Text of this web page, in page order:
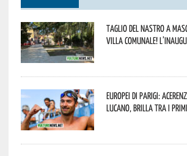
Taglio del nastro a
Villa Comunale!
Europei di Parigi:
lucano, brilla tra i primi